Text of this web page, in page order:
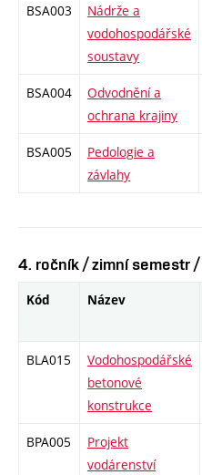
BSA003
Nádrže a
vodohospodářské
soustavy
BSA004
Odvodnění a
ochrana krajiny
BSA005
Pedologie a
závlahy
4. ročník / zimní semestr
Kód Název
BLA015
Vodohospodářské
betonové
konstrukce
BPA005
Projekt
vodárenství